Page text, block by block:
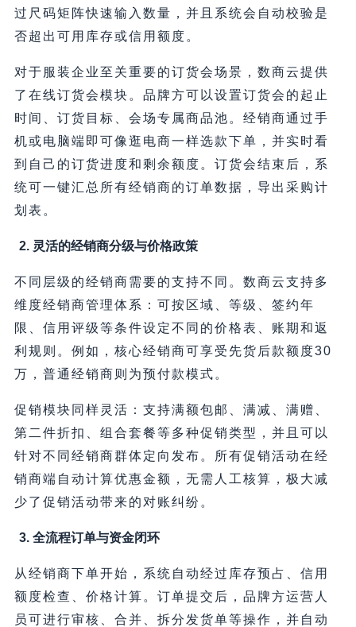
过尺码矩阵快速输入数量，并且系统会自动校验是
否超出可用库存或信用额度。
对于服装企业至关重要的订货会场景，数商云提供
了在线订货会模块。品牌方可以设置订货会的起止
时间、订货目标、会场专属商品池。经销商通过手
机或电脑端即可像逛电商一样选款下单，并实时看
到自己的订货进度和剩余额度。订货会结束后，系
统可一键汇总所有经销商的订单数据，导出采购计
划表。
2. 灵活的经销商分级与价格政策
不同层级的经销商需要的支持不同。数商云支持多
维度经销商管理体系：可按区域、等级、签约年
限、信用评级等条件设定不同的价格表、账期和返
利规则。例如，核心经销商可享受先货后款额度30
万，普通经销商则为预付款模式。
促销模块同样灵活：支持满额包邮、满减、满赠、
第二件折扣、组合套餐等多种促销类型，并且可以
针对不同经销商群体定向发布。所有促销活动在经
销商端自动计算优惠金额，无需人工核算，极大减
少了促销活动带来的对账纠纷。
3. 全流程订单与资金闭环
从经销商下单开始，系统自动经过库存预占、信用
额度检查、价格计算。订单提交后，品牌方运营人
员可进行审核、合并、拆分发货单等操作，并自动